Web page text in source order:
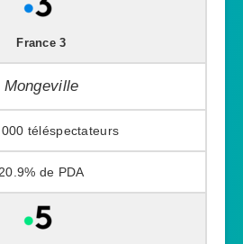
France 3
Mongeville
20.9%